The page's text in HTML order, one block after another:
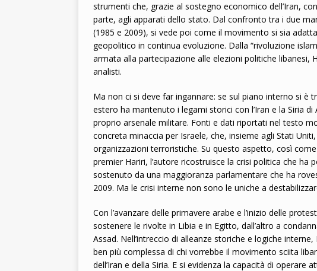
strumenti che, grazie al sostegno economico dell’Iran,
parte, agli apparati dello stato. Dal confronto tra i due
(1985 e 2009), si vede poi come il movimento si sia
geopolitico in continua evoluzione. Dalla “rivoluzione
armata alla partecipazione alle elezioni politiche libanesi,
analisti.
Ma non ci si deve far ingannare: se sul piano interno si
estero ha mantenuto i legami storici con l’Iran e la Siria
proprio arsenale militare. Fonti e dati riportati nel testo
concreta minaccia per Israele, che, insieme agli Stati
organizzazioni terroristiche. Su questo aspetto, così
premier Hariri, l’autore ricostruisce la crisi politica che
sostenuto da una maggioranza parlamentare che ha
2009. Ma le crisi interne non sono le uniche a
Con l’avanzare delle primavere arabe e l’inizio delle
sostenere le rivolte in Libia e in Egitto, dall’altro a
Assad. Nell’intreccio di alleanze storiche e logiche
ben più complessa di chi vorrebbe il movimento sciita
dell’Iran e della Siria. E si evidenza la capacità di operare